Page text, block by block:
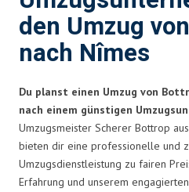
den Umzug
nach Nîmes
Du planst einen Umzug von
nach einem günstigen
Umzugsmeister Scherer Bottrop
bieten dir eine professionelle und
Umzugsdienstleistung zu fairen
Erfahrung und unserem